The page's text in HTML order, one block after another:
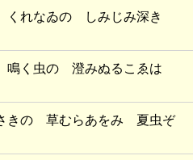
れなゐの しみじみ深き
鳴く虫の 澄みぬるこゑは
きの 草むらあをみ 夏虫ぞ